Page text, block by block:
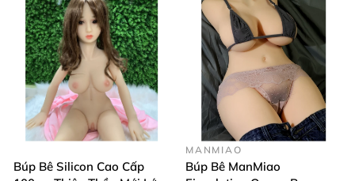
Búp Bê Silicon Cao Cấp
MANMIAO
Búp Bê ManMiao